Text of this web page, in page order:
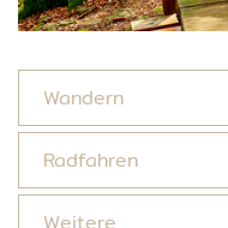
Wandern
Radfahren